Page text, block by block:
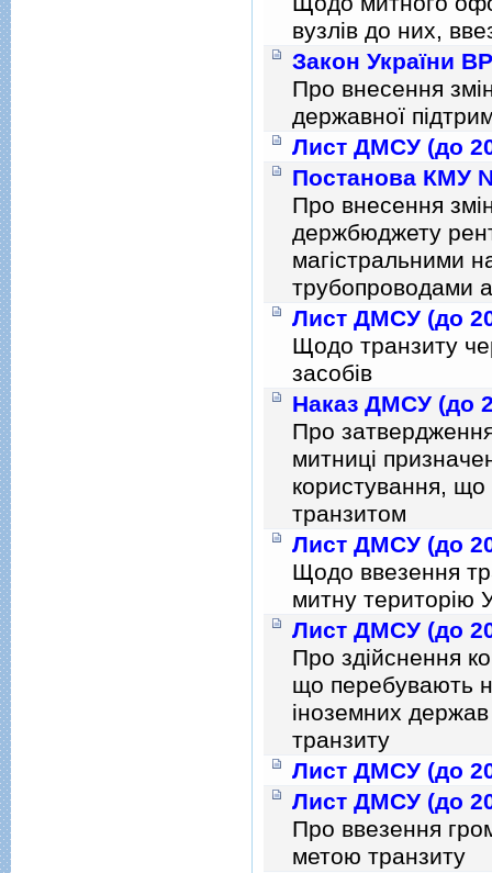
вузлiв до них,
Закон України
Про внесення
державної
Лист ДМСУ (до
Постанова КМУ
Про внесення
держбюджету
магiстральними
трубопроводами
Лист ДМСУ (до
Щодо транзиту
засобiв
Наказ ДМСУ (до
Про
митницi
користування,
транзитом
Лист ДМСУ (до
Щодо ввезення
митну територiю
Лист ДМСУ (до
Про здiйснення
що перебувають
iноземних держав
транзиту
Лист ДМСУ (до
Лист ДМСУ (до
Про ввезення
метою транзиту